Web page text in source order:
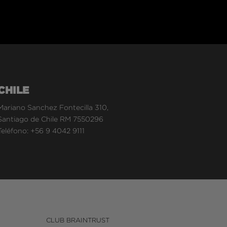
Sanchez Fontecilla 310,
de Chile RM 7550296
+56 9 4042 9111
CLUB BRAINTRUST